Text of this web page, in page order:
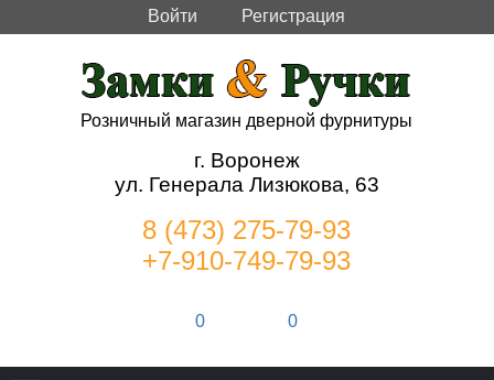
Войти Регистрация
Розничный магазин дверной фурнитуры
г. Воронеж
ул. Генерала Лизюкова, 63
8 (473) 275-79-93
+7-910-749-79-93
0 0